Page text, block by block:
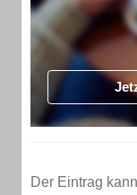
Der Eintrag